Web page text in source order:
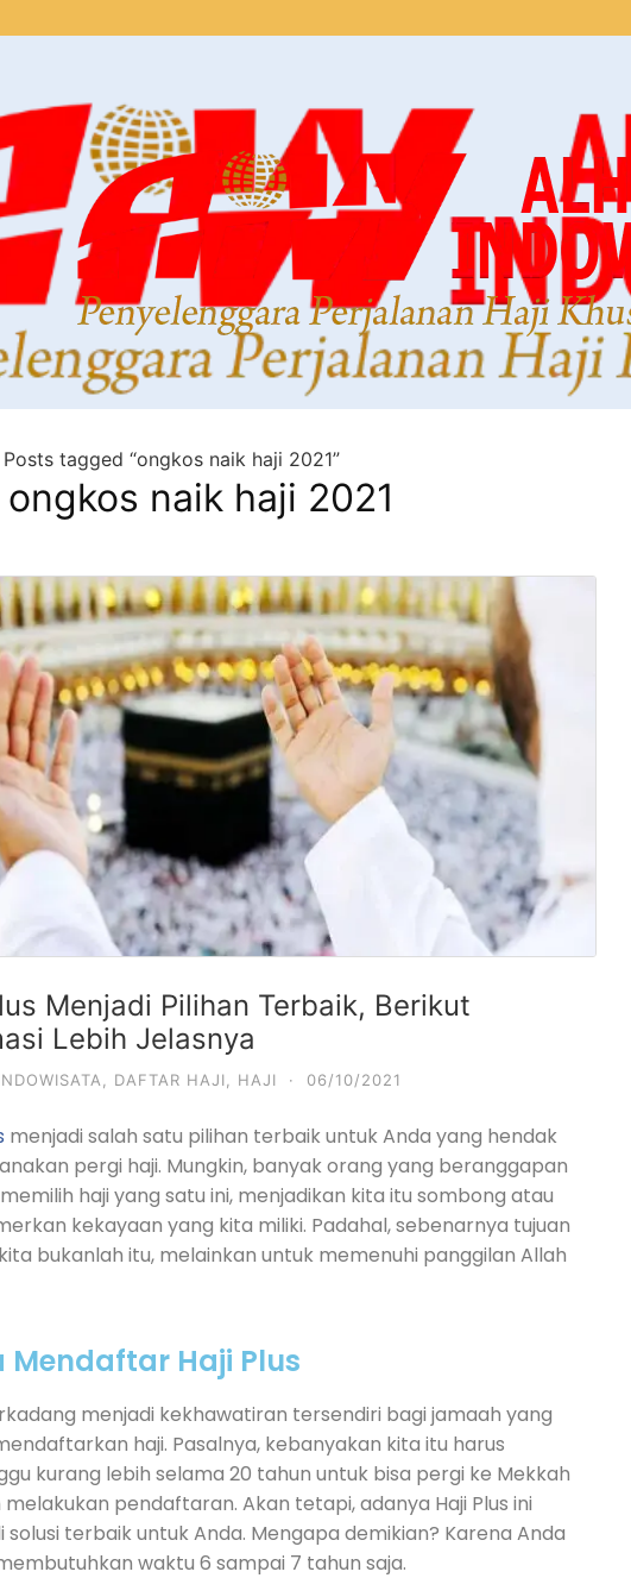
Posts tagged “ongkos naik haji 2021”
ongkos naik haji 2021
Menjadi Pilihan Terbaik, Berikut
Lebih Jelasnya
DAFTAR HAJI HAJI · 06/10/2021
menjadi salah satu pilihan terbaik untuk Anda yang hendak
pergi haji. Mungkin, banyak orang yang beranggapan
haji yang satu ini, menjadikan kita itu sombong atau
kekayaan yang kita miliki. Padahal, sebenarnya tujuan
bukanlah itu, melainkan untuk memenuhi panggilan Allah
Mendaftar Haji Plus
menjadi kekhawatiran tersendiri bagi jamaah yang
haji. Pasalnya, kebanyakan kita itu harus
kurang lebih selama 20 tahun untuk bisa pergi ke Mekkah
pendaftaran. Akan tetapi, adanya Haji Plus ini
solusi terbaik untuk Anda. Mengapa demikian? Karena Anda
waktu 6 sampai 7 tahun saja.